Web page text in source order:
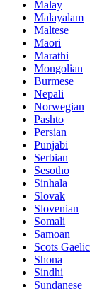
Malay
Malayalam
Maltese
Maori
Marathi
Mongolian
Burmese
Nepali
Norwegian
Pashto
Persian
Punjabi
Serbian
Sesotho
Sinhala
Slovak
Slovenian
Somali
Samoan
Scots Gaelic
Shona
Sindhi
Sundanese